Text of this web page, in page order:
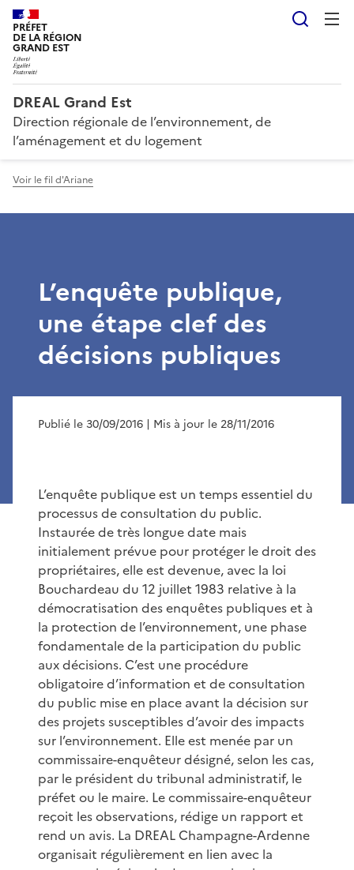
PRÉFET
DE LA RÉGION
GRAND EST
DREAL Grand Est
Direction régionale de l’environnement, de
l’aménagement et du logement
Voir le fil d'Ariane
L’enquête publique,
une étape clef des
décisions publiques
Publié le 30/09/2016 | Mis à jour le 28/11/2016
L’enquête publique est un temps essentiel du
processus de consultation du public.
Instaurée de très longue date mais
initialement prévue pour protéger le droit des
propriétaires, elle est devenue, avec la loi
Bouchardeau du 12 juillet 1983 relative à la
démocratisation des enquêtes publiques et à
la protection de l’environnement, une phase
fondamentale de la participation du public
aux décisions. C’est une procédure
obligatoire d’information et de consultation
du public mise en place avant la décision sur
des projets susceptibles d’avoir des impacts
sur l’environnement. Elle est menée par un
commissaire-enquêteur désigné, selon les cas,
par le président du tribunal administratif, le
préfet ou le maire. Le commissaire-enquêteur
reçoit les observations, rédige un rapport et
rend un avis. La DREAL Champagne-Ardenne
organisait régulièrement en lien avec la